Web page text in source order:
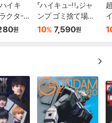
イキ
クタ-
絆
원
『ハイキュ-!!』ジャ
ンプ ゴミ捨て場の
決戰
10% 7,590원